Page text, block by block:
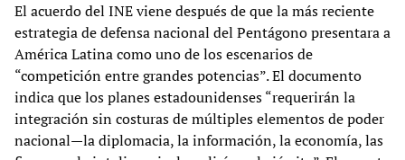
El acuerdo del INE viene después de que la más reciente
estrategia de defensa nacional del Pentágono presentara a
América Latina como uno de los escenarios de
“competición entre grandes potencias”. El documento
indica que los planes estadounidenses “requerirán la
integración sin costuras de múltiples elementos de poder
nacional—la diplomacia, la información, la economía, las